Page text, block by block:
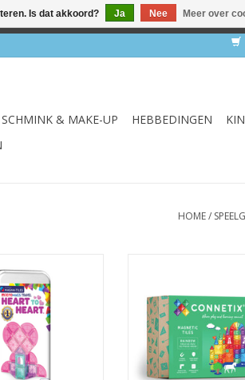
SCHMINK & MAKE-UP HEBBEDINGEN
HOME/
Heart
AAN WINKELWAGEN
Is dat akkoord? Ja Nee Meer over
vanaf €75 ✔ Levertijd 1-3